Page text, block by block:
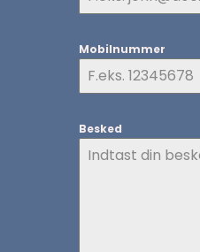
Mobilnummer
Besked